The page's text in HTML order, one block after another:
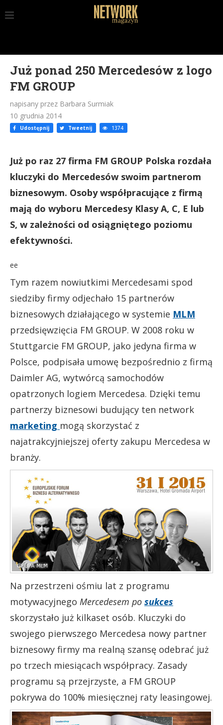
Już ponad 250 Mercedesów z logo
FM GROUP
napisany przez Barbara Surmiak
10 grudnia 2014
Udostępnij Tweetnij 1374
Już po raz 27 firma FM GROUP Polska rozdała
kluczyki do Mercedesów swoim partnerom
biznesowym. Osoby współpracujące z firmą
mają do wyboru Mercedesy Klasy A, C, E lub
S, w zależności od osiągniętego poziomu
efektywności.
ee
Tym razem nowiutkimi Mercedesami spod
siedziby firmy odjechało 15 partnerów
biznesowych działającego w systemie MLM
przedsięwzięcia FM GROUP. W 2008 roku w
Stuttgarcie FM GROUP, jako jedyna firma w
Polsce, podpisała umowę bezpośrednio z firmą
Daimler AG, wytwórcą samochodów
opatrzonych logiem Mercedesa. Dzięki temu
partnerzy biznesowi budujący ten network
marketing mogą skorzystać z
najatrakcyjniejszej oferty zakupu Mercedesa w
branży.
Na przestrzeni ośmiu lat z programu
motywacyjnego Mercedesem po sukces
skorzystało już kilkaset osób. Kluczyki do
swojego pierwszego Mercedesa nowy partner
biznesowy firmy ma realną szansę odebrać już
po trzech miesiącach współpracy. Zasady
programu są przejrzyste, a FM GROUP
pokrywa do 100% miesięcznej raty leasingowej.